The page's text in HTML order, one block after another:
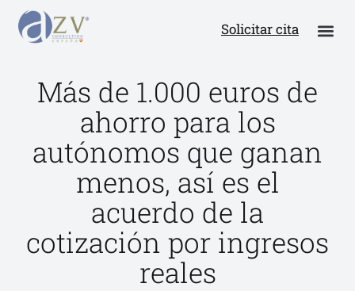
Solicitar cita
Más de 1.000 euros de
ahorro para los
autónomos que ganan
menos, así es el
acuerdo de la
cotización por ingresos
reales